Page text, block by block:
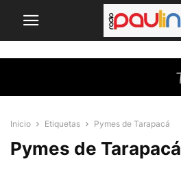
Inicio Etiquetas Pymes de Tarapacá
Pymes de Tarapacá